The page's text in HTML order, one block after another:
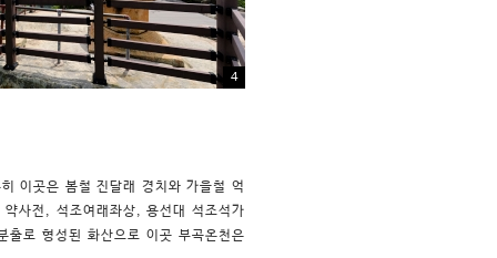
4
이곳은 봄철 진달래 경치와 가을철 억
사전, 석조여래좌상, 용선대 석조석가
출로 형성된 화산으로 이곳 부곡온천은